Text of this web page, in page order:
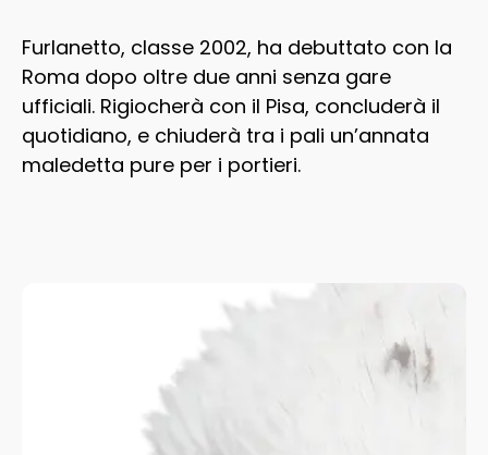
Furlanetto, classe 2002, ha debuttato con la
Roma dopo oltre due anni senza gare
ufficiali. Rigiocherà con il Pisa, concluderà il
quotidiano, e chiuderà tra i pali un’annata
maledetta pure per i portieri.